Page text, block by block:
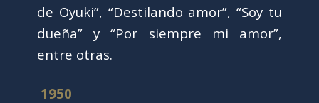
de Oyuki”, “Destilando amor”, “Soy tu
dueña” y “Por siempre mi amor”,
entre otras.
1950